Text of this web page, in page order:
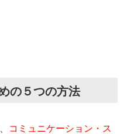
の５つの方法
コミュニケーション・ス